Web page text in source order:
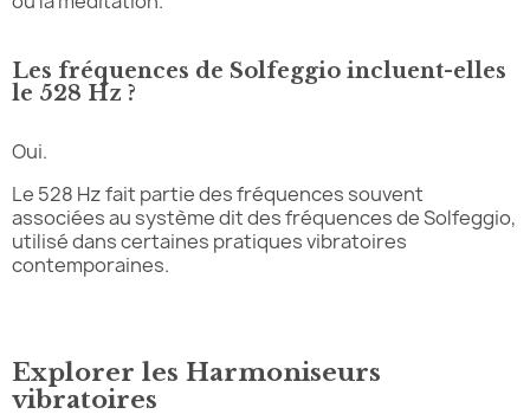
Les fréquences de Solfeggio incluent-elles
le 528 Hz ?
Oui.
Le 528 Hz fait partie des fréquences souvent
associées au système dit des fréquences de Solfeggio,
utilisé dans certaines pratiques vibratoires
contemporaines.
Explorer les Harmoniseurs
vibratoires